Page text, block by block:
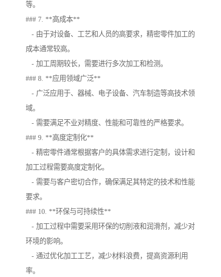
等。
### 7. **高成本**
- 由于对设备、工艺和人员的高要求，精密零件加工的
成本通常较高。
- 加工周期较长，需要进行多次加工和检测。
### 8. **应用领域广泛**
- 广泛应用于、器械、电子设备、汽车制造等高技术领
域。
- 需要满足不业对精度、性能和可靠性的严格要求。
### 9. **高度定制化**
- 精密零件通常根据客户的具体需求进行定制，设计和
加工过程需要高度定制化。
- 需要与客户密切合作，确保满足其特定的技术和性能
要求。
### 10. **环保与可持续性**
- 加工过程中需要采用环保的切削液和润滑剂，减少对
环境的影响。
- 通过优化加工工艺，减少材料浪费，提高资源利用
率。